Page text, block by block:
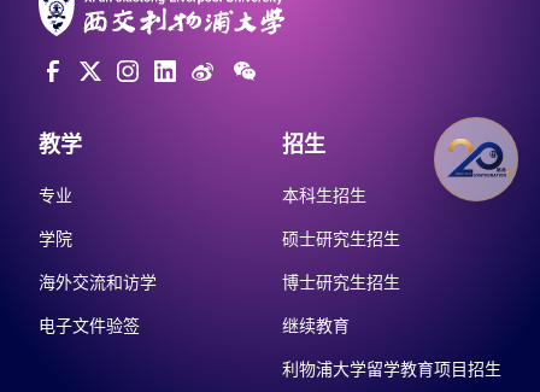
教学
专业
学院
海外交流和访学
电子文件验签
招生
本科生招生
硕士研究生招生
博士研究生招生
继续教育
利物浦大学留学教育项目招生